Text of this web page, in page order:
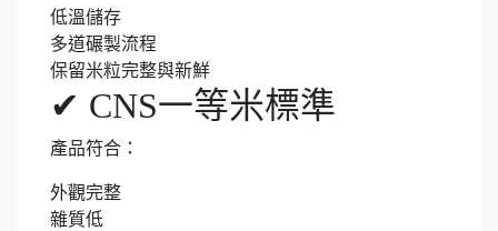
低溫儲存
多道碾製流程
保留米粒完整與新鮮
✔ CNS一等米標準
產品符合：
外觀完整
雜質低